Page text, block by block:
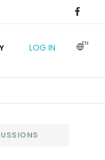
LOG IN EN